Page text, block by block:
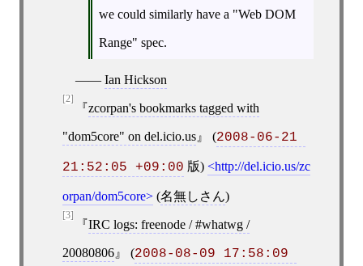
we could similarly have a "Web DOM
Range" spec.
—— Ian Hickson
[2]
zcorpan's bookmarks tagged with
"dom5core" on del.icio.us (2008-06-21
21:52:05 +09:00 版) http://del.icio.us/zc
orpan/dom5core (名無しさん)
[3]
IRC logs: freenode / #whatwg /
20080806 (2008-08-09 17:58:09